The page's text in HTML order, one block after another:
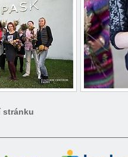
stránku